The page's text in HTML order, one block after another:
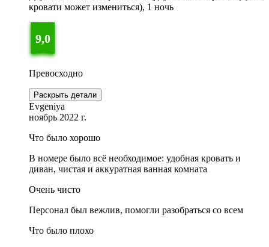
кровати может измениться), 1 ночь
9,0
Превосходно
Раскрыть детали
Evgeniya
ноябрь 2022 г.
Что было хорошо
В номере было всё необходимое: удобная кровать и
диван, чистая и аккуратная ванная комната
Очень чисто
Персонал был вежлив, помогли разобраться со всем
Что было плохо